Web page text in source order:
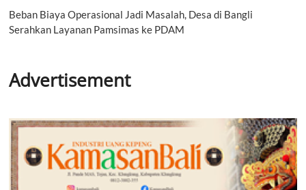
Beban Biaya Operasional Jadi Masalah, Desa di Bangli
Serahkan Layanan Pamsimas ke PDAM
Advertisement